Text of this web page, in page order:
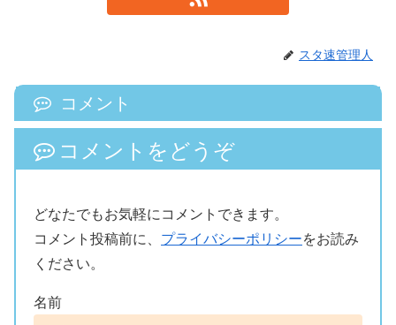
スタ速管理人
コメント
コメントをどうぞ
どなたでもお気軽にコメントできます。
コメント投稿前に、 プライバシーポリシーをお読み
ください。
名前